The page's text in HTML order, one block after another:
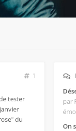
1
tester
du
par
On